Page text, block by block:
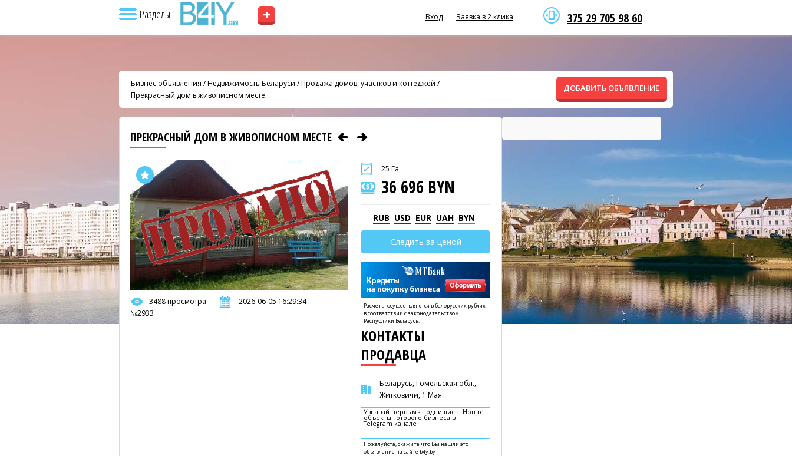
Разделы + 375 29 705 98 60
Вход Заявка в 2 клика
Бизнес объявления /Недвижимость Беларуси /Продажа домов, участков и коттеджей /
Прекрасный дом в живописном месте
ДОБАВИТЬ ОБЪЯВЛЕНИЕ
ПРЕКРАСНЫЙ ДОМ В ЖИВОПИСНОМ МЕСТЕ
3488 просмотра
2026-06-05 16:29:34
№2933
25 Га
36 696 BYN
RUB USD EUR UAH BYN
Следить за ценой
Расчеты осуществляются в белорусских рублях
в соответствии с законодательством
Республики Беларусь.
КОНТАКТЫ
ПРОДАВЦА
Беларусь, Гомельская обл.,
Житковичи, 1 Мая
Узнавай первым - подпишись! Новые
объекты готового бизнеса в
Telegram канале
Пожалуйста, скажите что Вы нашли это
объявление на сайте b4y.by